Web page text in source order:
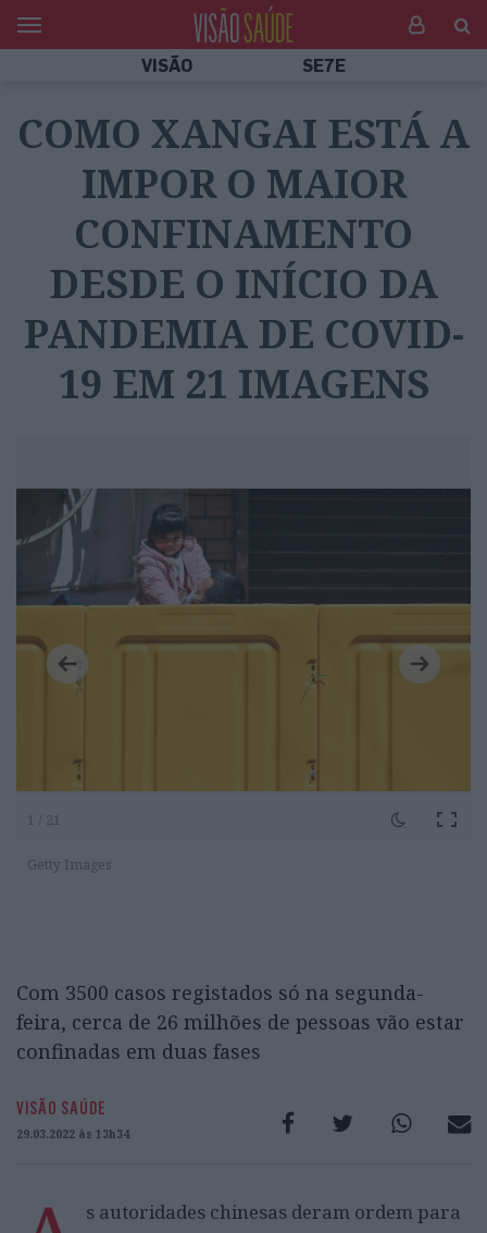
VISÃO SE7E
COMO XANGAI ESTÁ A
IMPOR O MAIOR
CONFINAMENTO
DESDE O INÍCIO DA
PANDEMIA DE COVID-
19 EM 21 IMAGENS
1 / 21
Getty Images
Com 3500 casos registados só na segunda-
feira, cerca de 26 milhões de pessoas vão estar
confinadas em duas fases
VISÃO SAÚDE
29.03.2022 às 13h34
s autoridades chinesas deram ordem para